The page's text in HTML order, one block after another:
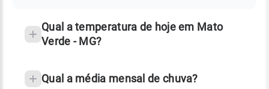
Qual a temperatura de hoje em Mato
Verde - MG?
Qual a média mensal de chuva?